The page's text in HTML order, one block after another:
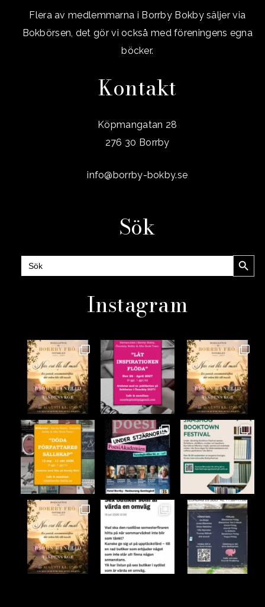
Flera av medlemmarna i Borrby Bokby säljer via
Bokbörsen, det gör vi också med föreningens egna
böcker.
Kontakt
Köpmangatan 28
276 30 Borrby
info@borrby-bokby.se
Sök
Sök
efter:
Instagram